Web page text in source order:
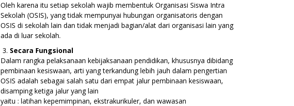
Oleh karena itu setiap sekolah wajib membentuk Organisasi Siswa Intra
Sekolah (OSIS), yang tidak mempunyai hubungan organisatoris dengan
OSIS di sekolah lain dan tidak menjadi bagian/alat dari organisasi lain yang
ada di luar sekolah.
3. Secara Fungsional
Dalam rangka pelaksanaan kebijaksanaan pendidikan, khususnya dibidang
pembinaan kesiswaan, arti yang terkandung lebih jauh dalam pengertian
OSIS adalah sebagai salah satu dari empat jalur pembinaan kesiswaan,
disamping ketiga jalur yang lain
yaitu : latihan kepemimpinan, ekstrakurikuler, dan wawasan